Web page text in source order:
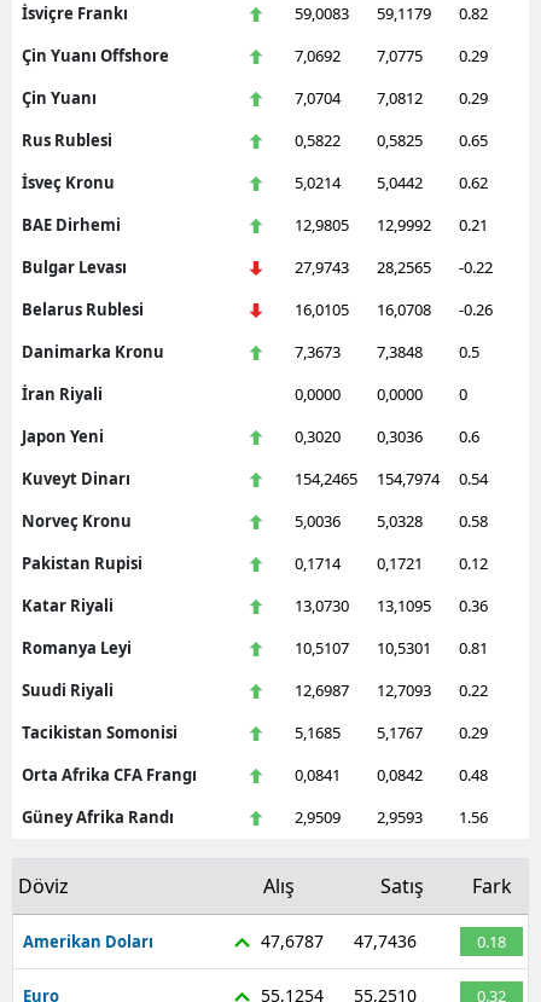
İsviçre Frankı
59,0083 59,1179
0.82
Çin Yuanı Offshore
7,0692 7,0775
0.29
Çin Yuanı
7,0704 7,0812
0.29
Rus Rublesi
0,5822 0,5825
0.65
İsveç Kronu
5,0214 5,0442
0.62
BAE Dirhemi
12,9805 12,9992
0.21
Bulgar Levası
27,9743 28,2565
-0.22
Belarus Rublesi
16,0105 16,0708
-0.26
Danimarka Kronu
7,3673 7,3848
0.5
İran Riyali
0,0000 0,0000
0
Japon Yeni
0,3020 0,3036
0.6
Kuveyt Dinarı
154,2465 154,7974
0.54
Norveç Kronu
5,0036 5,0328
0.58
Pakistan Rupisi
0,1714 0,1721
0.12
Katar Riyali
13,0730 13,1095
0.36
Romanya Leyi
10,5107 10,5301
0.81
Suudi Riyali
12,6987 12,7093
0.22
Tacikistan Somonisi
5,1685 5,1767
0.29
Orta Afrika CFA Frangı
0,0841 0,0842
0.48
Güney Afrika Randı
2,9509 2,9593 1.56
Döviz Alış Satış Fark
Amerikan Doları 47,6787 47,7436 0.18
Euro 55,1254 55,2510 0.32